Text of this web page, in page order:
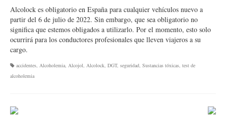
Alcolock es obligatorio en España para cualquier vehículos nuevo a
partir del 6 de julio de 2022. Sin embargo, que sea obligatorio no
significa que estemos obligados a utilizarlo. Por el momento, esto solo
ocurrirá para los conductores profesionales que lleven viajeros a su
cargo.
accidentes, Alcoholemia, Alcojol, Alcolock, DGT, seguridad, Sustancias tóxicas, test de
alcoholemia